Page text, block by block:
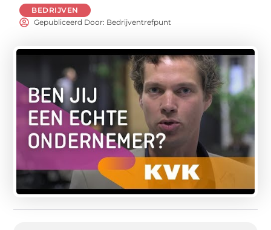
BEDRIJVEN
Gepubliceerd Door: Bedrijventrefpunt